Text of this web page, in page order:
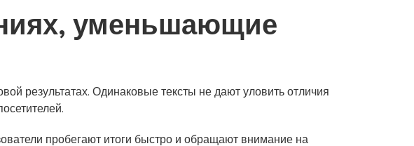
уменьшающие
результатах. Одинаковые тексты не дают уловить отличия
пробегают итоги быстро и обращают внимание на